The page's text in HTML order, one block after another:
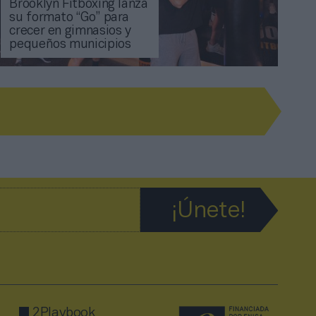
Brooklyn Fitboxing lanza
su formato “Go” para
crecer en gimnasios y
pequeños municipios
2Playbook